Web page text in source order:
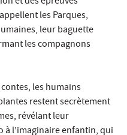
les Parques,
leur baguette
les compagnons
les humains
restent secrètement
révélant leur
l’imaginaire enfantin, qui